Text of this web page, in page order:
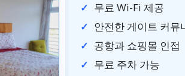
무료 Wi-Fi 제공
안전한 게이트 커뮤
공항과 쇼핑몰 인접
무료 주차 가능